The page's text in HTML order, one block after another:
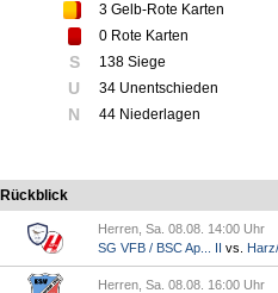
3 Gelb-Rote Karten
0 Rote Karten
S 138 Siege
U 34 Unentschieden
N 44 Niederlagen
Rückblick
Herren, Sa. 08.08. 14:00 Uhr
SG VFB / BSC Ap... II vs.
Herren, Sa. 08.08. 16:00 Uhr